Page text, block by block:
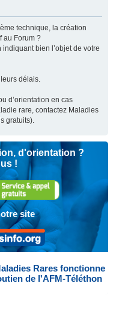
technique, la création
au Forum ?
indiquant bien l’objet de votre
délais.
d’orientation en cas
rare, contactez Maladies
gratuits).
d'orientation ?
!
site
Rares fonctionne
de l'AFM-Téléthon